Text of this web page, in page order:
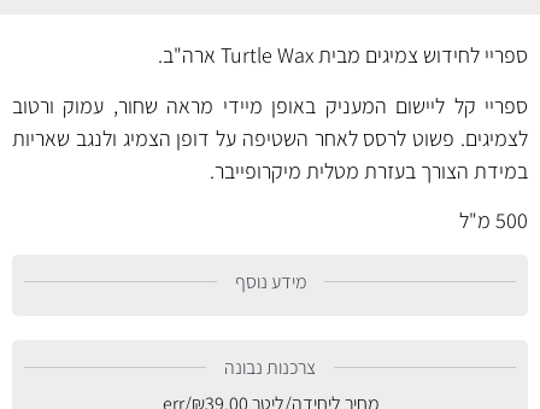
ספריי לחידוש צמיגים מבית Turtle Wax ארה"ב.
ספריי קל ליישום המעניק באופן מיידי מראה שחור, עמוק ורטוב
לצמיגים. פשוט לרסס לאחר השטיפה על דופן הצמיג ולנגב שאריות
במידת הצורך בעזרת מטלית מיקרופייבר.
500 מ"ל
מידע נוסף
צרכנות נבונה
מחיר ליחידה/ליטר
₪39.00
/err